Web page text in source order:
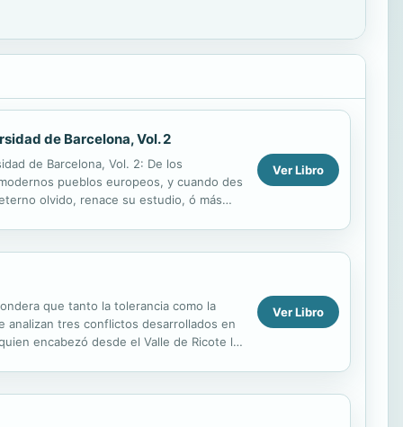
de Barcelona, Vol. 2
de Barcelona, Vol. 2: De los
pueblos europeos, y cuando des
olvido, renace su estudio, ó más
Ver Libro
que tanto la tolerancia como la
analizan tres conflictos desarrollados en
encabezó desde el Valle de Ricote la
Ver Libro